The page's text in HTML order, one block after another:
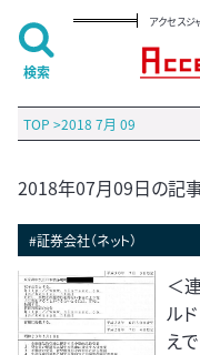
アクセス
TOP >2018 7月 09
2018年07月09日の記
#証券会社（ネット）
＜
ル
え
検索